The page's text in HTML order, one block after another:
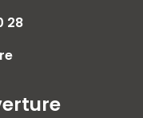
28